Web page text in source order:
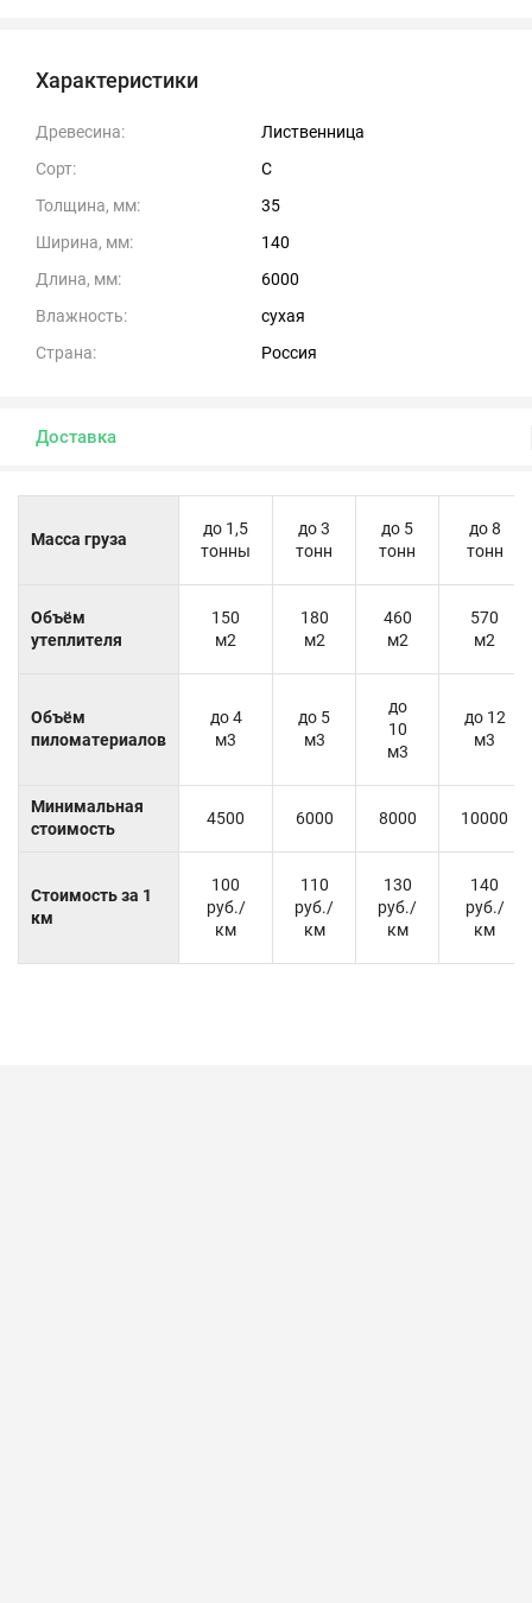
Характеристики
Древесина:
Лиственница
Сорт:
С
Толщина, мм:
35
Ширина, мм:
140
Длина, мм:
6000
Влажность:
сухая
Страна:
Россия
Доставка
Масса груза
до 1,5
тонны
до 3
тонн
до 5
тонн
до 8
тонн
Объём
утеплителя
150
м2
180
м2
460
м2
570
м2
Объём
пиломатериалов
до 4
м3
до 5
м3
до
10
м3
до 12
м3
Минимальная
стоимость
4500 6000 8000 10000
Стоимость за 1
км
100
руб./
км
110
руб./
км
130
руб./
км
140
руб./
км